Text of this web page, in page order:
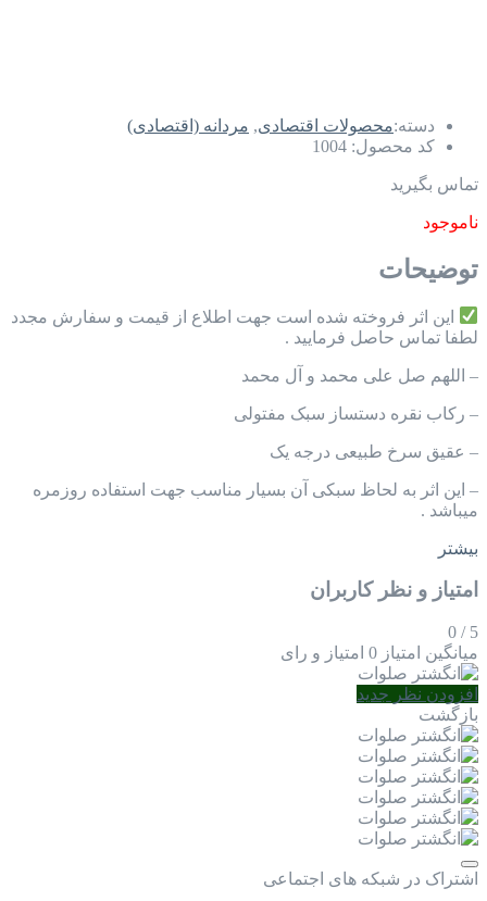
دسته:محصولات اقتصادی, مردانه (اقتصادی)
کد محصول: 1004
تماس بگیرید
ناموجود
توضیحات
این اثر فروخته شده است جهت اطلاع از قیمت و سفارش مجدد
لطفا تماس حاصل فرمایید .
– اللهم صل علی محمد و آل محمد
– رکاب نقره دستساز سبک مفتولی
– عقیق سرخ طبیعی درجه یک
– این اثر به لحاظ سبکی آن بسیار مناسب جهت استفاده روزمره
میباشد .
بیشتر
امتیاز و نظر کاربران
5
/
0
میانگین امتیاز 0 امتیاز و رای
افزودن نظر جدید
بازگشت
اشتراک در شبکه های اجتماعی